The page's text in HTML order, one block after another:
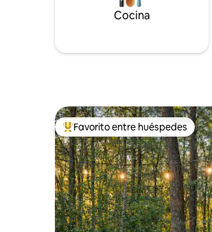
Cocina
Favorito entre huéspedes
Favorito entre huéspedes